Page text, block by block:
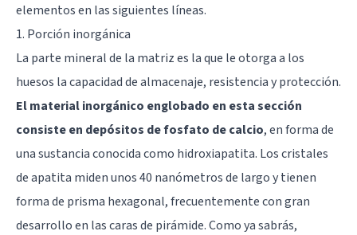
elementos en las siguientes líneas.
1. Porción inorgánica
La parte mineral de la matriz es la que le otorga a los
huesos la capacidad de almacenaje, resistencia y protección.
El material inorgánico englobado en esta sección
consiste en depósitos de fosfato de calcio, en forma de
una sustancia conocida como hidroxiapatita. Los cristales
de apatita miden unos 40 nanómetros de largo y tienen
forma de prisma hexagonal, frecuentemente con gran
desarrollo en las caras de pirámide. Como ya sabrás,